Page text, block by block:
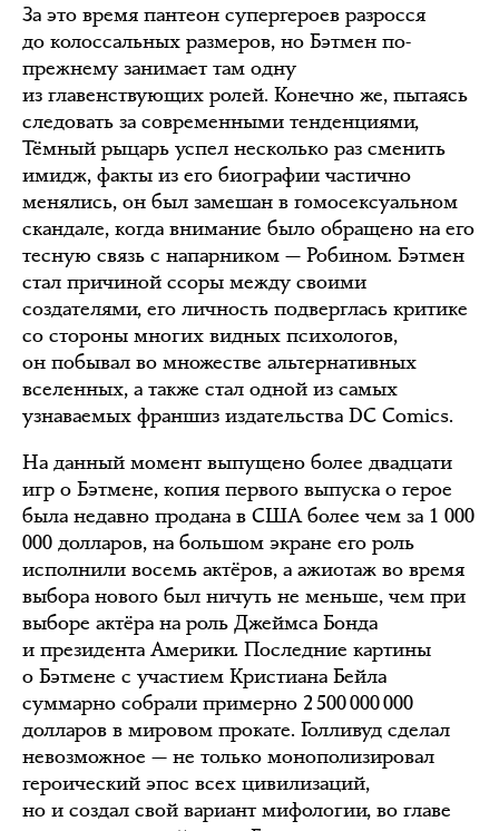
За это время пантеон супергероев разросся
до колоссальных размеров, но Бэтмен по-
прежнему занимает там одну
из главенствующих ролей. Конечно же, пытаясь
следовать за современными тенденциями,
Тёмный рыцарь успел несколько раз сменить
имидж, факты из его биографии частично
менялись, он был замешан в гомосексуальном
скандале, когда внимание было обращено на его
тесную связь с напарником — Робином. Бэтмен
стал причиной ссоры между своими
создателями, его личность подверглась критике
со стороны многих видных психологов,
он побывал во множестве альтернативных
вселенных, а также стал одной из самых
узнаваемых франшиз издательства DC Comics.
На данный момент выпущено более двадцати
игр о Бэтмене, копия первого выпуска о герое
была недавно продана в США более чем за 1 000
000 долларов, на большом экране его роль
исполнили восемь актёров, а ажиотаж во время
выбора нового был ничуть не меньше, чем при
выборе актёра на роль Джеймса Бонда
и президента Америки. Последние картины
о Бэтмене с участием Кристиана Бейла
суммарно собрали примерно 2 500 000 000
долларов в мировом прокате. Голливуд сделал
невозможное — не только монополизировал
героический эпос всех цивилизаций,
но и создал свой вариант мифологии, во главе